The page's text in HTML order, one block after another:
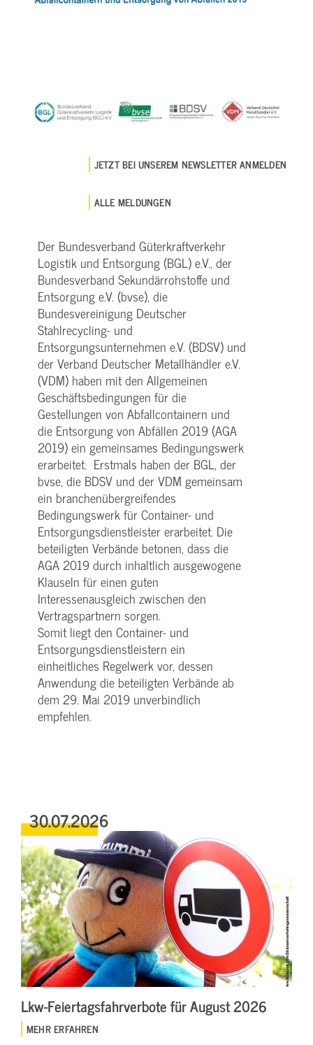
JETZT BEI UNSEREM NEWSLETTER ANMELDEN
ALLE MELDUNGEN
Der Bundesverband Güterkraftverkehr
Logistik und Entsorgung (BGL) e.V., der
Bundesverband Sekundärrohstoffe und
Entsorgung e.V. (bvse), die
Bundesvereinigung Deutscher
Stahlrecycling- und
Entsorgungsunternehmen e.V. (BDSV) und
der Verband Deutscher Metallhändler e.V.
(VDM) haben mit den Allgemeinen
Geschäftsbedingungen für die
Gestellungen von Abfallcontainern und
die Entsorgung von Abfällen 2019 (AGA
2019) ein gemeinsames Bedingungswerk
erarbeitet. Erstmals haben der BGL, der
bvse, die BDSV und der VDM gemeinsam
ein branchenübergreifendes
Bedingungswerk für Container- und
Entsorgungsdienstleister erarbeitet. Die
beteiligten Verbände betonen, dass die
AGA 2019 durch inhaltlich ausgewogene
Klauseln für einen guten
Interessenausgleich zwischen den
Vertragspartnern sorgen.
Somit liegt den Container- und
Entsorgungsdienstleistern ein
einheitliches Regelwerk vor, dessen
Anwendung die beteiligten Verbände ab
dem 29. Mai 2019 unverbindlich
empfehlen.
30.07.2026
Lkw-Feiertagsfahrverbote für August 2026
MEHR ERFAHREN